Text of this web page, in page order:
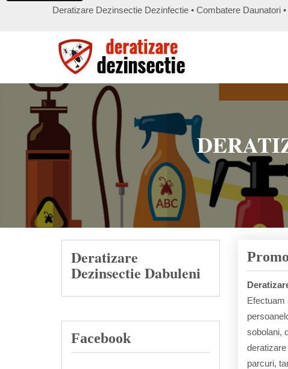
Deratizare Dezinsectie Dezinfectie • Combatere Daunatori
Deratizare
Dezinsectie Dabuleni
Facebook
Efectuam
sobolani,
parcuri,